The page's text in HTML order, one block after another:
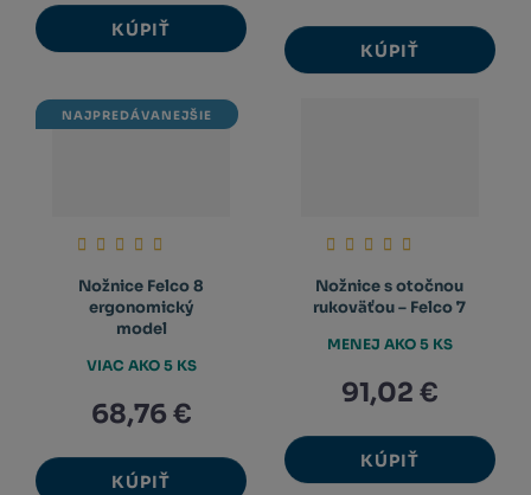
KÚPIŤ
KÚPIŤ
NAJPREDÁVANEJŠIE
Nožnice Felco 8
ergonomický
model
68,76 €
KÚPIŤ
VIAC AKO 5 KS
Nožnice s otočnou
rukoväťou – Felco 7
91,02 €
KÚPIŤ
MENEJ AKO 5 KS